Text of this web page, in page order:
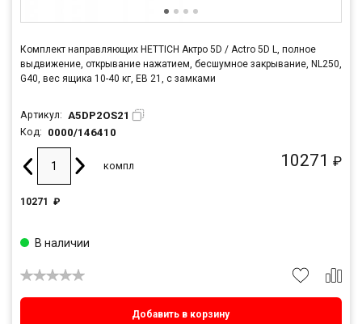
Комплект направляющих HETTICH Актро 5D / Actro 5D L, полное
выдвижение, открывание нажатием, бесшумное закрывание, NL250,
G40, вес ящика 10-40 кг, ЕВ 21, с замками
Артикул: A5DP2OS21
Код: 0000/146410
10271 ₽
компл
10271 ₽
Добавить в корзину
В наличии